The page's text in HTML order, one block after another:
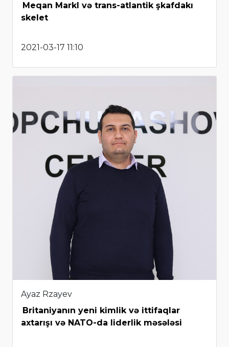
Meqan Markl və trans-atlantik şkafdakı
skelet
2021-03-17 11:10
Ayaz Rzayev
Britaniyanın yeni kimlik və ittifaqlar
axtarışı və NATO-da liderlik məsələsi